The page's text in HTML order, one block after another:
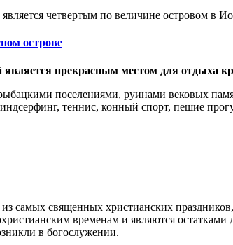
четвертым по величине островом в
острове
прекрасным местом для отдыха
поселениями, руинами вековых
теннис, конный спорт, пешие
самых священных христианских праздников,
временам и являются
в богослужении.